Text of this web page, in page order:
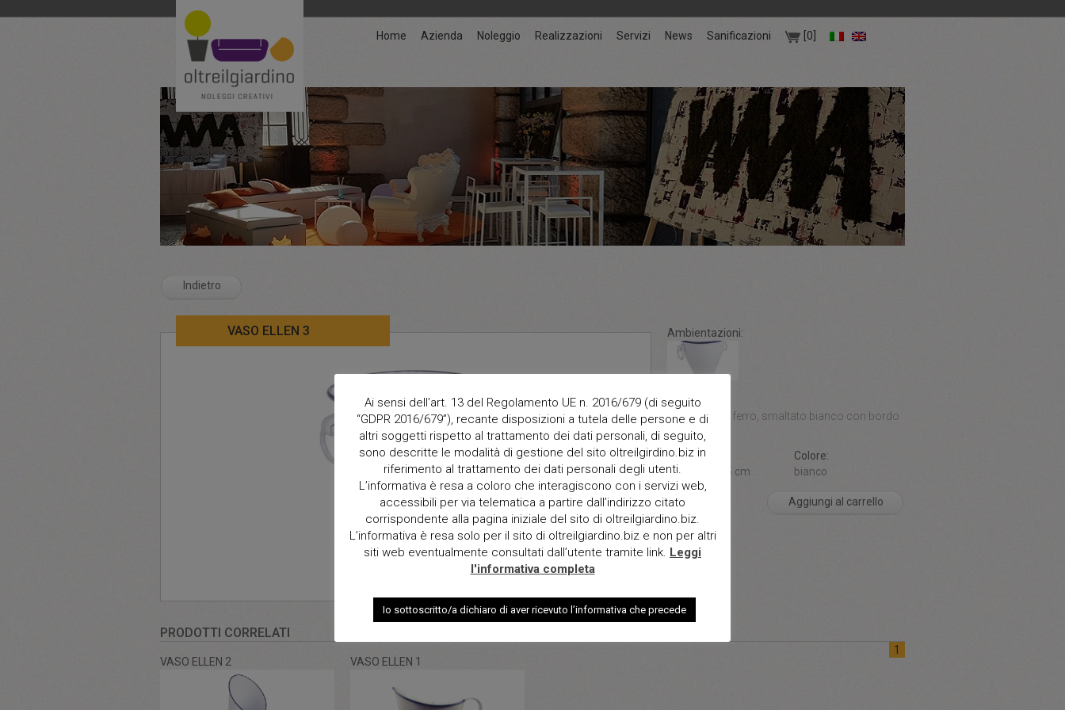
Home Azienda Noleggio Realizzazioni Servizi News Sanificazioni [0]
Indietro
VASO ELLEN 3 Ambientazioni:
Descrizione:
Secchiello in ferro, smaltato bianco con bordo
blu.
Dimensioni:
diam 24xh25 cm
Colore:
bianco
Qt. Aggiungi al carrello
PRODOTTI CORRELATI
1
VASO ELLEN 2
VASO ELLEN 1
Ai sensi dell’art. 13 del Regolamento UE n. 2016/679 (di seguito
“GDPR 2016/679”), recante disposizioni a tutela delle persone e di
altri soggetti rispetto al trattamento dei dati personali, di seguito,
sono descritte le modalità di gestione del sito oltreilgirdino.biz in
riferimento al trattamento dei dati personali degli utenti.
L’informativa è resa a coloro che interagiscono con i servizi web,
accessibili per via telematica a partire dall’indirizzo citato
corrispondente alla pagina iniziale del sito di oltreilgiardino.biz.
L’informativa è resa solo per il sito di oltreilgiardino.biz e non per altri
siti web eventualmente consultati dall’utente tramite link. Leggi
l'informativa completa
Io sottoscritto/a dichiaro di aver ricevuto l’informativa che precede